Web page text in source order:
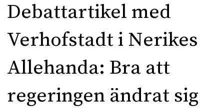
Debattartikel med
Verhofstadt i Nerikes
Allehanda: Bra att
regeringen ändrat sig